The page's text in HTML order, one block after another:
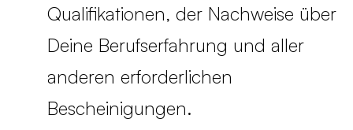
Qualifikationen, der Nachweise über
Deine Berufserfahrung und aller
anderen erforderlichen
Bescheinigungen.